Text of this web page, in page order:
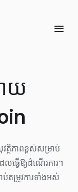
យ
ត្ថិភាពខ្ពស់សម្រាប់
ធ្វើឱ្យដំណើរការ។
ប់តម្រូវការទាំងអស់